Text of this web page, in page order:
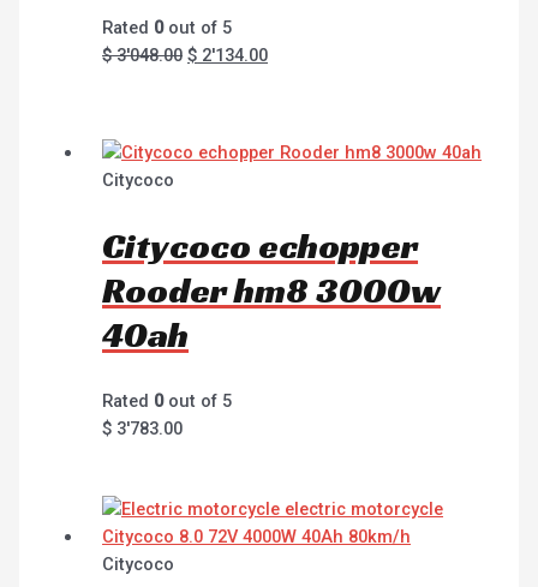
Rated 0out of 5
$3'048.00 $ 2'134.00
Citycoco
Citycoco echopper
Rooder hm8 3000w
40ah
Rated 0out of 5
$ 3'783.00
Citycoco